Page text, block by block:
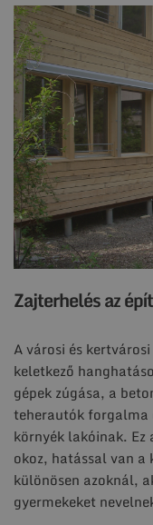
Zajterhelés az
A városi és
keletkező
gépek zúgása, a
teherautók forgalma
környék lakóinak.
okoz, hatással van a
különösen azoknál,
gyermekeket